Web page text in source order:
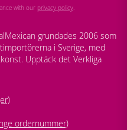
with our privacy policy.
grundades 2006 som
i Sverige, med
Upptäck det Verkliga
ordernummer)